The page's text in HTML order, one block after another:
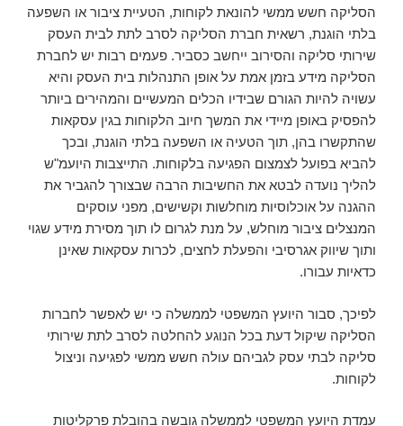
הסליקה חשש ממשי להונאת לקוחות, הטעיית ציבור או השפעה
בלתי הוגנת, רשאית חברת הסליקה לסרב לתת לבית העסק
שירותי סליקה והסירוב ייחשב כסביר. פעמים רבות יש לחברת
הסליקה מידע בזמן אמת על אופן התנהלות בית העסק והיא
עשויה להיות הגורם שבידיו הכלים המעשיים והמהירים ביותר
להפסיק באופן מיידי את המשך חיוב הלקוחות בגין עסקאות
שהתקשרו בהן, תוך הטעיה או השפעה בלתי הוגנת, ובכך
להביא בפועל לצמצום הפגיעה בלקוחות. התייצבות היועמ"ש
להליך נועדה לבטא את החשיבות הרבה שבצורך להגביר את
ההגנה על אוכלוסיות מוחלשות וקשישים, מפני עוסקים
המנצלים ציבור מוחלש, על מנת לגרום לו תוך מסירת מידע שגוי
ותוך שיווק אגרסיבי והפעלת לחצים, לכרות עסקאות שאינן
כדאיות עבורו.
לפיכך, סבור היועץ המשפטי לממשלה כי יש לאפשר לחברות
הסליקה שיקול דעת בכל הנוגע להחלטה לסרב לתת שירותי
סליקה לבתי עסק לגביהם עולה חשש ממשי לפגיעה וניצול
לקוחות.
עמדת היועץ המשפטי לממשלה גובשה בהובלת פרקליטות